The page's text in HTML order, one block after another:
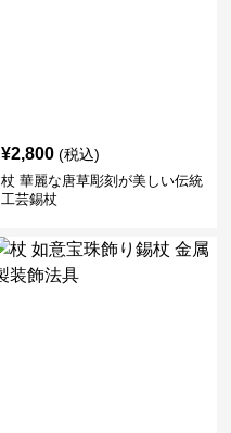
¥2,800 (税込)
杖 華麗な唐草彫刻が美しい伝統
工芸錫杖